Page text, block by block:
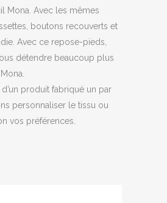
Mona. Avec les mêmes
boutons recouverts et
Avec ce repose-pieds,
détendre beaucoup plus
d’un produit fabriqué un par
personnaliser le tissu ou
vos préférences.